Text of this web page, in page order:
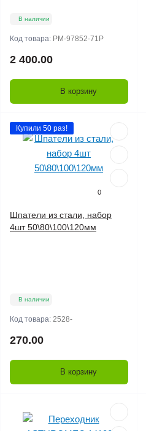
В наличии
Код товара: РМ-97852-71P
2 400.00
В корзину
Купили 50 раз!
0
Шпатели из стали, набор
4шт 50\80\100\120мм
В наличии
Код товара: 2528-
270.00
В корзину